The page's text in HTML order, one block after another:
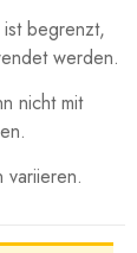
begrenzt,
werden.
nicht mit
variieren.